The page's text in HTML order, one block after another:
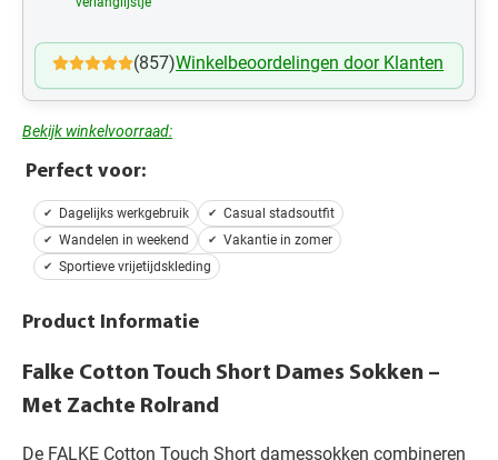
(857)Winkelbeoordelingen door Klanten
Bekijk winkelvoorraad:
Perfect voor:
Dagelijks werkgebruik
Casual stadsoutfit
Wandelen in weekend
Vakantie in zomer
Sportieve vrijetijdskleding
Product Informatie
Falke Cotton Touch Short Dames Sokken –
Met Zachte Rolrand
De FALKE Cotton Touch Short damessokken combineren